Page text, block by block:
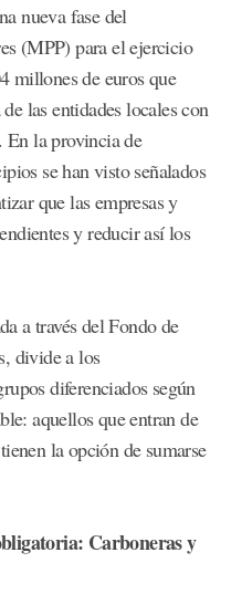
nueva fase del
(MPP) para el ejercicio
millones de euros que
las entidades locales con
En la provincia de
se han visto señalados
que las empresas y
y reducir así los
a través del Fondo de
divide a los
diferenciados según
aquellos que entran de
la opción de sumarse
Carboneras y